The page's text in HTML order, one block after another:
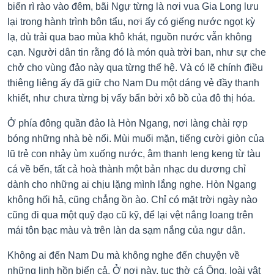
biển rì rào vào đêm, bãi Ngự từng là nơi vua Gia Long lưu
lại trong hành trình bôn tẩu, nơi ấy có giếng nước ngọt kỳ
lạ, dù trải qua bao mùa khô khát, nguồn nước vẫn không
cạn. Người dân tin rằng đó là món quà trời ban, như sự che
chở cho vùng đảo này qua từng thế hệ. Và có lẽ chính điều
thiêng liêng ấy đã giữ cho Nam Du một dáng vẻ đầy thanh
khiết, như chưa từng bị vấy bẩn bởi xô bồ của đô thị hóa.
Ở phía đông quần đảo là Hòn Ngang, nơi làng chài rợp
bóng những nhà bè nổi. Mùi muối mặn, tiếng cười giòn của
lũ trẻ con nhảy ùm xuống nước, âm thanh leng keng từ tàu
cá về bến, tất cả hoà thành một bản nhạc du dương chỉ
dành cho những ai chịu lặng mình lắng nghe. Hòn Ngang
không hối hả, cũng chẳng ồn ào. Chỉ có mặt trời ngày nào
cũng đi qua một quỹ đạo cũ kỹ, để lại vệt nắng loang trên
mái tôn bạc màu và trên làn da sạm nắng của ngư dân.
Không ai đến Nam Du mà không nghe đến chuyện về
những linh hồn biển cả. Ở nơi này, tục thờ cá Ông, loài vật